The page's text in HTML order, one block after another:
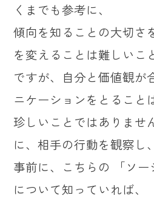
くまでも参考に、
傾向を知ることの大切さ
を変えることは難しいこ
ですが、自分と価値観が
ニケーションをとること
珍しいことではありませ
に、相手の行動を観察し、
事前に、こちらの 「ソー
について知っていれば、